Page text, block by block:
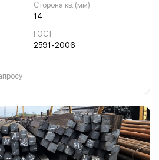
Сторона кв. (мм)
14
ГОСТ
2591-2006